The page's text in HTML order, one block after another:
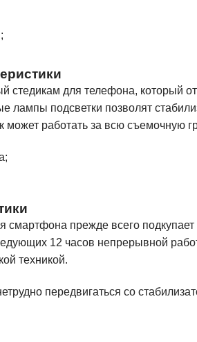
для телефона, который
подсветки позволят
работать за всю съемочную
смартфона прежде всего
12 часов непрерывной
техникой.
передвигаться со